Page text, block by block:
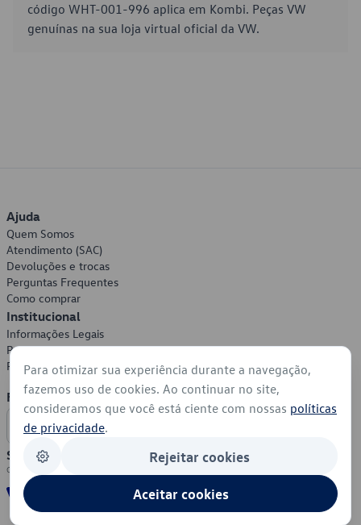
código WHT-001-996 aplica em Kombi. Peças VW
genuínas na sua loja virtual oficial da VW.
Ajuda
Quem Somos
Atendimento (SAC)
Devoluções e trocas
Perguntas Frequentes
Como comprar
Institucional
Informações Legais
Política de Privacidade
Política de Cookies
Formas de Pagamento
Segurança
Para otimizar sua experiência durante a navegação,
fazemos uso de cookies. Ao continuar no site,
consideramos que você está ciente com nossas políticas
de privacidade.
Rejeitar cookies
Aceitar cookies